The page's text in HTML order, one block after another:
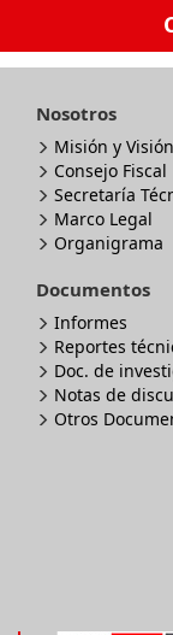
Nosotros
Misión y Visión
Consejo Fiscal
Secretaría
Marco Legal
Organigrama
Documentos
Informes
Reportes
Doc. de
Notas de
Otros